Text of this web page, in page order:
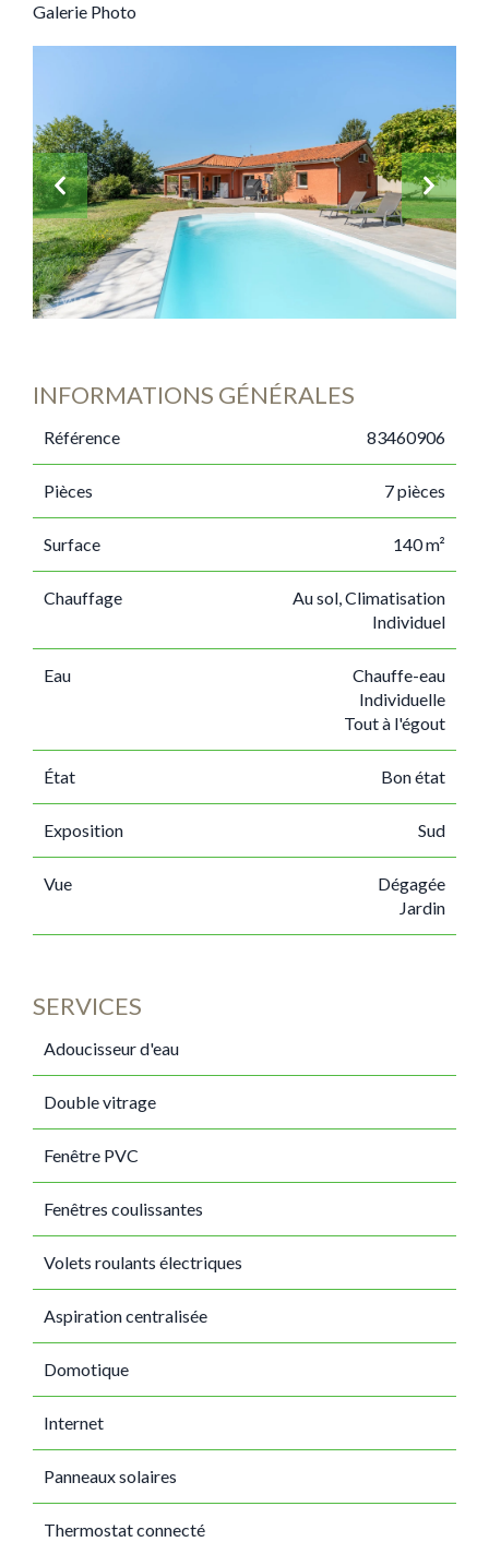
Galerie Photo
INFORMATIONS GÉNÉRALES
Référence 83460906
Pièces 7 pièces
Surface 140 m²
Chauffage
Au sol, Climatisation
Individuel
Eau
Chauffe-eau
Individuelle
Tout à l'égout
État Bon état
Exposition Sud
Vue
Dégagée
Jardin
SERVICES
Adoucisseur d'eau
Double vitrage
Fenêtre PVC
Fenêtres coulissantes
Volets roulants électriques
Aspiration centralisée
Domotique
Internet
Panneaux solaires
Thermostat connecté